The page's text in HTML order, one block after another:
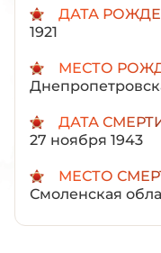
ДАТА
1921
МЕСТО
ДАТА
27 ноября 1943
МЕСТО
Смоленская